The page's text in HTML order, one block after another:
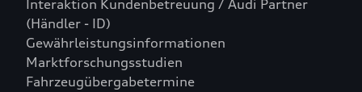
Interaktion Kundenbetreuung / Audi Partner
(Händler - ID)
Gewährleistungsinformationen
Marktforschungsstudien
Fahrzeugübergabetermine